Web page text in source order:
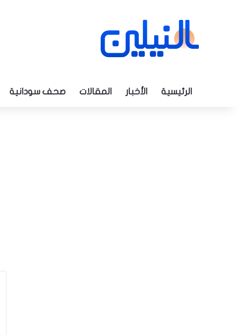
الرئيسية الأخبار المقالات صحف سودانية